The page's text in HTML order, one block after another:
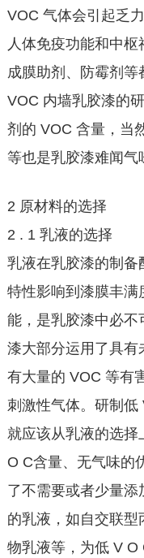
VOC 气体会引起乏
人体免疫功能和中枢
成膜助剂、防霉剂
VOC 内墙乳胶漆的
剂的 VOC 含量，当
等也是乳胶漆难闻气
2 原材料的选择
2 . 1 乳液的选择
乳液在乳胶漆的制备
特性影响到漆膜丰满
能，是乳胶漆中必
漆大部分运用了具有
有大量的 VOC 等有
刺激性气体。研制
就应该从乳液的选
O C含量、无气味的
了不需要或者少量
的乳液，如自交联
物乳液等，为低 V O